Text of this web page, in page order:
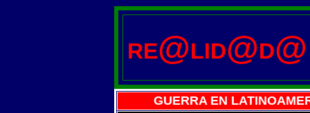
RE@LID@D@
GUERRA EN